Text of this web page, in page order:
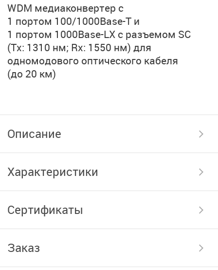
WDM медиаконвертер с
1 портом 100/1000Base-T и
1 портом 1000Base-LX с разъемом SC
(Тx: 1310 нм; Rx: 1550 нм) для
одномодового оптического кабеля
(до 20 км)
Описание
Характеристики
Сертификаты
Заказ